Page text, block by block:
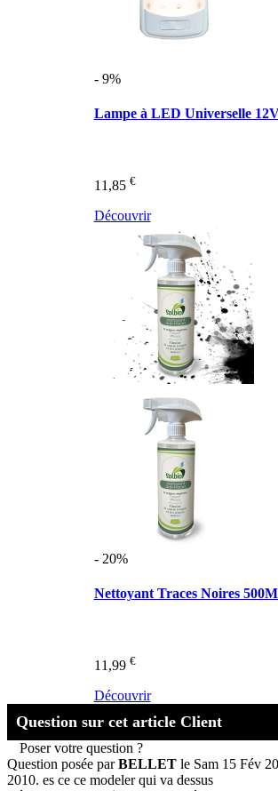
- 9%
Lampe à LED Universelle
11,85 €
Découvrir
- 20%
Nettoyant Traces Noires
11,99 €
Découvrir
Question sur cet article Client
Poser votre question ?
Question posée parBELLET le Sam 15 Fév
2010. es ce ce modeler qui va dessus